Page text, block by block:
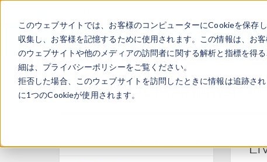
このウェブサイトでは、お客様のコンピューターにCookieを保存
収集し、お客様を記憶するために使用されます。この情報は、お
のウェブサイトや他のメディアの訪問者に関する解析と指標を得
細は、プライバシーポリシーをご覧ください。
拒否した場合、このウェブサイトを訪問したときに情報は追跡さ
に1つのCookieが使用されます。
COMSOL